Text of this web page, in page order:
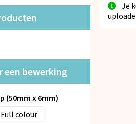
een bewerking
(50mm x 6mm)
Full colour
Je